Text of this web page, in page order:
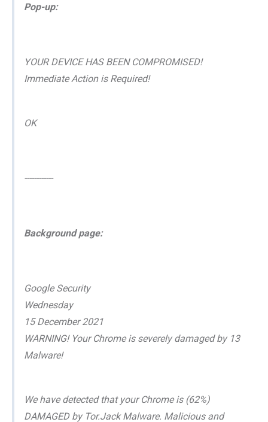
Pop-up:
YOUR DEVICE HAS BEEN COMPROMISED!
Immediate Action is Required!
OK
------------
Background page:
Google Security
Wednesday
15 December 2021
WARNING! Your Chrome is severely damaged by 13
Malware!
We have detected that your Chrome is (62%)
DAMAGED by Tor.Jack Malware. Malicious and